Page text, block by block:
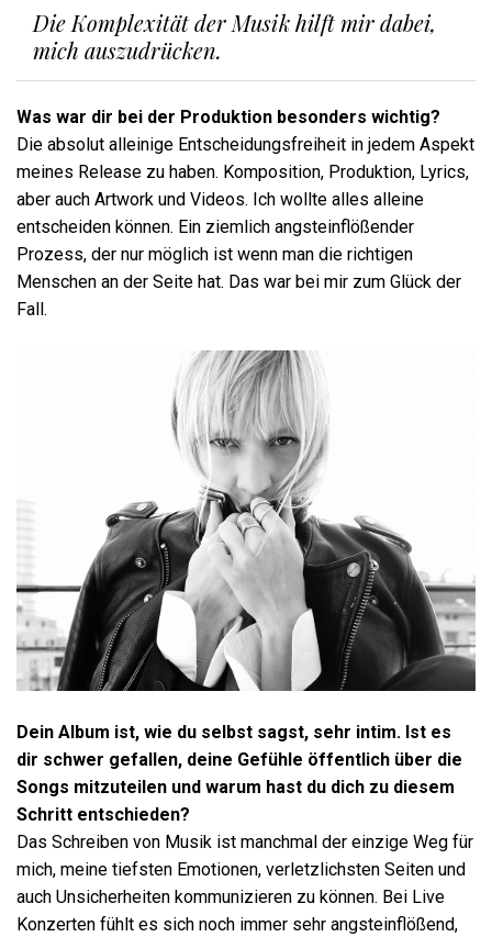
Die Komplexität der Musik hilft mir dabei,
mich auszudrücken.
Was war dir bei der Produktion besonders wichtig?
Die absolut alleinige Entscheidungsfreiheit in jedem Aspekt
meines Release zu haben. Komposition, Produktion, Lyrics,
aber auch Artwork und Videos. Ich wollte alles alleine
entscheiden können. Ein ziemlich angsteinflößender
Prozess, der nur möglich ist wenn man die richtigen
Menschen an der Seite hat. Das war bei mir zum Glück der
Fall.
Dein Album ist, wie du selbst sagst, sehr intim. Ist es
dir schwer gefallen, deine Gefühle öffentlich über die
Songs mitzuteilen und warum hast du dich zu diesem
Schritt entschieden?
Das Schreiben von Musik ist manchmal der einzige Weg für
mich, meine tiefsten Emotionen, verletzlichsten Seiten und
auch Unsicherheiten kommunizieren zu können. Bei Live
Konzerten fühlt es sich noch immer sehr angsteinflößend,